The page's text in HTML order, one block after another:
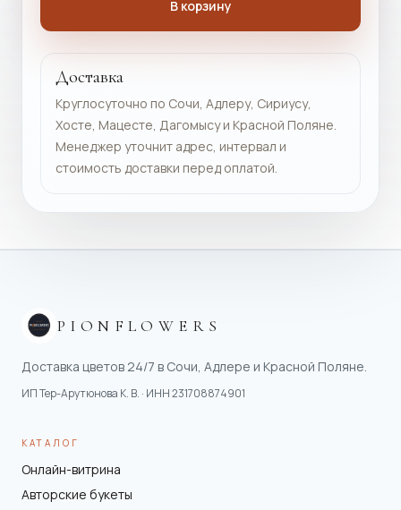
В корзину
Доставка
Круглосуточно по Сочи, Адлеру, Сириусу,
Хосте, Мацесте, Дагомысу и Красной Поляне.
Менеджер уточнит адрес, интервал и
стоимость доставки перед оплатой.
PIONFLOWERS
Доставка цветов 24/7 в Сочи, Адлере и Красной Поляне.
ИП Тер-Арутюнова К. В. · ИНН231708874901
КАТАЛОГ
Онлайн-витрина
Авторские букеты